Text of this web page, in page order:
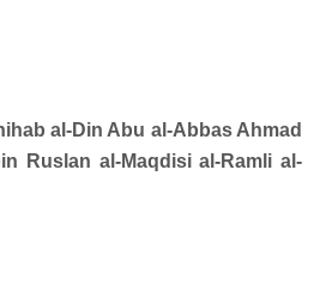
al-Din Abu al-Abbas Ahmad
Ruslan al-Maqdisi al-Ramli al-